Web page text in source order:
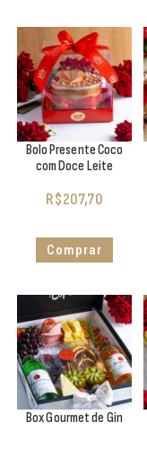
Bolo Presente Coco
com Doce Leite
R$207,70
Comprar
Box Gourmet de Gin